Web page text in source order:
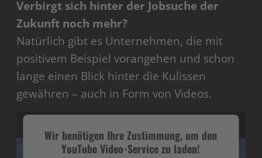
Verbirgt sich hinter der Jobsuche der
Zukunft noch mehr?
Natürlich gibt es Unternehmen, die mit
positivem Beispiel vorangehen und schon
lange einen Blick hinter die Kulissen
gewähren – auch in Form von Videos.
Wir benötigen Ihre Zustimmung, um den
YouTube Video-Service zu laden!